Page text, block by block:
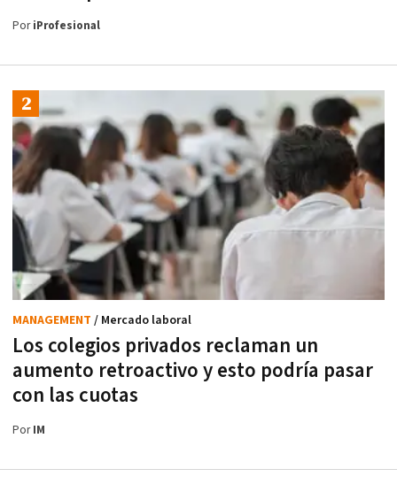
PoriProfesional
Los colegios privados reclaman un
aumento retroactivo y esto podría pasar
con las cuotas
MANAGEMENT / Mercado laboral
PorIM